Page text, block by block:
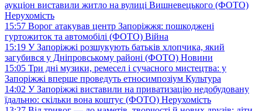
аукціон виставили житло на вулиці Вишневецького (ФОТО)
Нерухомість
15:57 Ворог атакував центр Запоріжжя: пошкоджені
гуртожиток та автомобілі (ФОТО) Війна
15:19 У Запоріжжі розшукують батьків хлопчика, який
загубився у Дніпровському районі (ФОТО) Новини
15:05 Три дні музики, ремесел і сучасного мистецтва: у
Запоріжжі вперше проведуть етносимпозіум Культура
14:02 У Запоріжжі виставили на приватизацію недобудовану
їдальню: скільки вона коштує (ФОТО) Нерухомість